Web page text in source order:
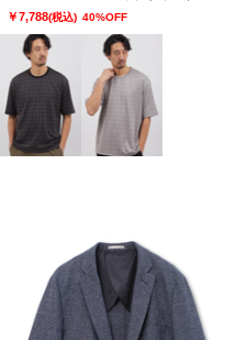
￥7,788(税込) 40%OFF